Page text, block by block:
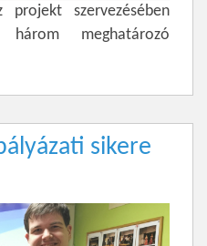
projekt szervezésében
három meghatározó
sikere